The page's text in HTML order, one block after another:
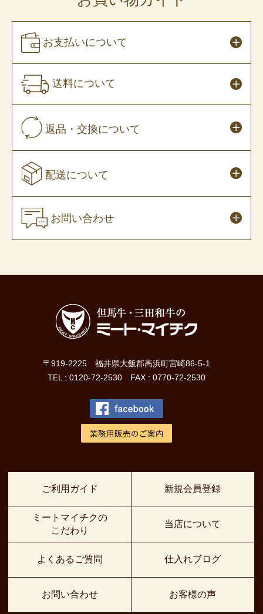
お支払いについて
送料について
返品・交換について
配送について
お問い合わせ
〒919-2225 福井県大飯郡高浜町宮崎86-5-1
TEL : 0120-72-2530 FAX : 0770-72-2530
ご利用ガイド
ミートマイチクの
こだわり
よくあるご質問
お問い合わせ
新規会員登録
当店について
仕入れブログ
お客様の声